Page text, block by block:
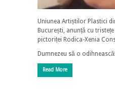
Uniunea Artiștilor Plastici
București, anunță cu
pictoriței Rodica-Xenia
Dumnezeu să o
Read More